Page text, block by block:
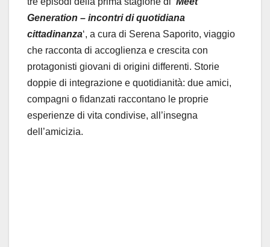
Generation – incontri di quotidiana
cittadinanza‘, a cura di Serena Saporito, viaggio
che racconta di accoglienza e crescita con
protagonisti giovani di origini differenti. Storie
doppie di integrazione e quotidianità: due amici,
compagni o fidanzati raccontano le proprie
esperienze di vita condivise, all’insegna
dell’amicizia.